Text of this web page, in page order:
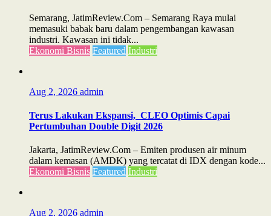
Semarang, JatimReview.Com – Semarang Raya mulai
memasuki babak baru dalam pengembangan kawasan
industri. Kawasan ini tidak...
Ekonomi Bisnis Featured Industri
Aug 2, 2026 admin
Terus Lakukan Ekspansi, CLEO Optimis Capai
Pertumbuhan Double Digit 2026
Jakarta, JatimReview.Com – Emiten produsen air minum
dalam kemasan (AMDK) yang tercatat di IDX dengan kode...
Ekonomi Bisnis Featured Industri
Aug 2, 2026 admin